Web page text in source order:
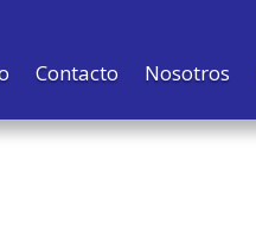
Contacto Nosotros